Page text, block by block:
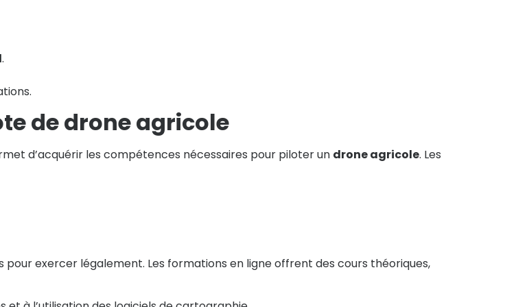
.
de drone agricole
d’acquérir les compétences nécessaires pour piloter un drone agricole. Les
pour exercer légalement. Les formations en ligne offrent des cours théoriques,